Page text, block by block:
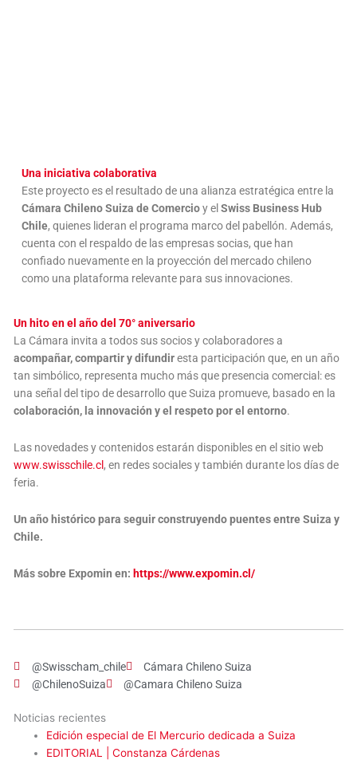
Una iniciativa colaborativa
Este proyecto es el resultado de una alianza estratégica entre la
Cámara Chileno Suiza de Comercioy elSwiss Business Hub
Chile, quienes lideran el programa marco del pabellón. Además,
cuenta con el respaldo de las empresas socias, que han
confiado nuevamente en la proyección del mercado chileno
como una plataforma relevante para sus innovaciones.
Un hito en el año del 70° aniversario
La Cámara invita a todos sus socios y colaboradores a
acompañar, compartir y difundiresta participación que, en un año
tan simbólico, representa mucho más que presencia comercial: es
una señal del tipo de desarrollo que Suiza promueve, basado en la
colaboración, la innovación y el respeto por el entorno.
Las novedades y contenidos estarán disponibles en el sitio web
www.swisschile.cl , en redes sociales y también durante los días de
feria.
Un año histórico para seguir construyendo puentes entre Suiza y
Chile.
Más sobre Expomin en:https://www.expomin.cl/
@Swisscham_chile
Cámara Chileno Suiza
@ChilenoSuiza
@Camara Chileno Suiza
Noticias recientes
Edición especial de El Mercurio dedicada a Suiza
EDITORIAL | Constanza Cárdenas